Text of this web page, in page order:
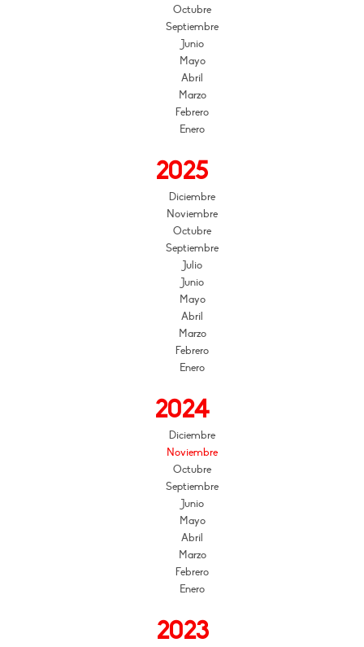
Octubre
Septiembre
Junio
Mayo
Abril
Marzo
Febrero
Enero
2025
Diciembre
Noviembre
Octubre
Septiembre
Julio
Junio
Mayo
Abril
Marzo
Febrero
Enero
2024
Diciembre
Noviembre
Octubre
Septiembre
Junio
Mayo
Abril
Marzo
Febrero
Enero
2023